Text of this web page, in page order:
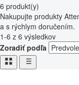
6 produkt(y)
Nakupujte produkty
a s rýchlym doručením.
1-6 z 6 výsledkov
Zoradiť podľa